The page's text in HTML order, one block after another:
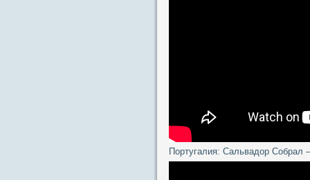
Португалия: Сальвадор Собрал